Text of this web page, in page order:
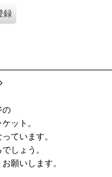
録
の
ット。
ています。
しょう。
願いします。